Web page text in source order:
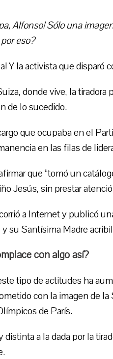
Alfonso! Sólo una
eso?
Y la activista que disparó
donde vive, la
de lo sucedido.
que ocupaba en el
en las filas de
que “tomó un
Jesús, sin prestar
a Internet y publicó
su Santísima Madre
con algo así?
tipo de actitudes ha
con la imagen de
de París.
a la dada por la